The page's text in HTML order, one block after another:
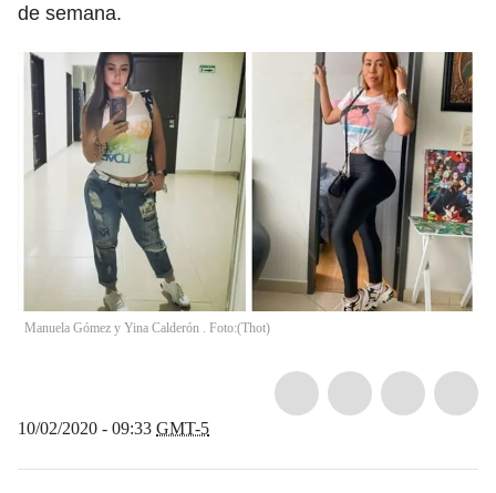
de semana.
Manuela Gómez y Yina Calderón . Foto:(Thot)
10/02/2020 - 09:33 GMT-5